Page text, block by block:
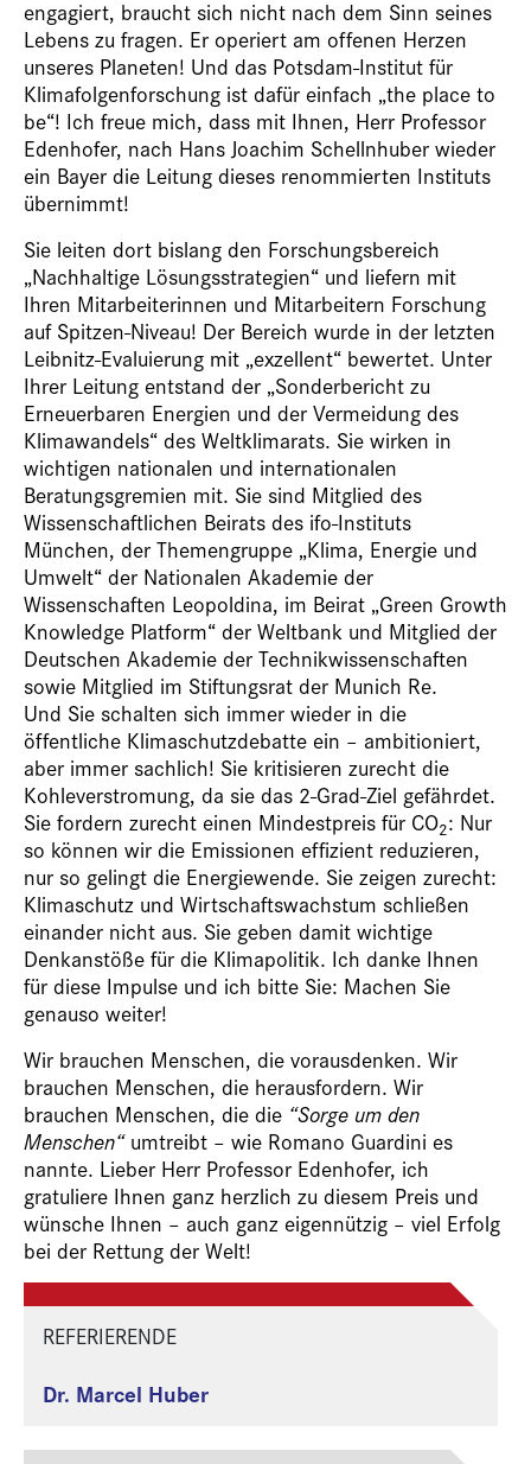
engagiert, braucht sich nicht nach dem Sinn seines
Lebens zu fragen. Er operiert am offenen Herzen
unseres Planeten! Und das Potsdam-Institut für
Klimafolgenforschung ist dafür einfach „the place to
be“! Ich freue mich, dass mit Ihnen, Herr Professor
Edenhofer, nach Hans Joachim Schellnhuber wieder
ein Bayer die Leitung dieses renommierten Instituts
übernimmt!
Sie leiten dort bislang den Forschungsbereich
„Nachhaltige Lösungsstrategien“ und liefern mit
Ihren Mitarbeiterinnen und Mitarbeitern Forschung
auf Spitzen-Niveau! Der Bereich wurde in der letzten
Leibnitz-Evaluierung mit „exzellent“ bewertet. Unter
Ihrer Leitung entstand der „Sonderbericht zu
Erneuerbaren Energien und der Vermeidung des
Klimawandels“ des Weltklimarats. Sie wirken in
wichtigen nationalen und internationalen
Beratungsgremien mit. Sie sind Mitglied des
Wissenschaftlichen Beirats des ifo-Instituts
München, der Themengruppe „Klima, Energie und
Umwelt“ der Nationalen Akademie der
Wissenschaften Leopoldina, im Beirat „Green Growth
Knowledge Platform“ der Weltbank und Mitglied der
Deutschen Akademie der Technikwissenschaften
sowie Mitglied im Stiftungsrat der Munich Re.
Und Sie schalten sich immer wieder in die
öffentliche Klimaschutzdebatte ein – ambitioniert,
aber immer sachlich! Sie kritisieren zurecht die
Kohleverstromung, da sie das 2-Grad-Ziel gefährdet.
Sie fordern zurecht einen Mindestpreis für CO2: Nur
so können wir die Emissionen effizient reduzieren,
nur so gelingt die Energiewende. Sie zeigen zurecht:
Klimaschutz und Wirtschaftswachstum schließen
einander nicht aus. Sie geben damit wichtige
Denkanstöße für die Klimapolitik. Ich danke Ihnen
für diese Impulse und ich bitte Sie: Machen Sie
genauso weiter!
Wir brauchen Menschen, die vorausdenken. Wir
brauchen Menschen, die herausfordern. Wir
brauchen Menschen, die die “Sorge um den
Menschen“umtreibt – wie Romano Guardini es
nannte. Lieber Herr Professor Edenhofer, ich
gratuliere Ihnen ganz herzlich zu diesem Preis und
wünsche Ihnen – auch ganz eigennützig – viel Erfolg
bei der Rettung der Welt!
REFERIERENDE
Dr. Marcel Huber